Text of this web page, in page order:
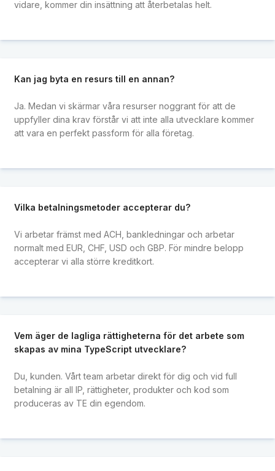
vidare, kommer din insättning att återbetalas helt.
Kan jag byta en resurs till en annan?
Ja. Medan vi skärmar våra resurser noggrant för att de
uppfyller dina krav förstår vi att inte alla utvecklare kommer
att vara en perfekt passform för alla företag.
Vilka betalningsmetoder accepterar du?
Vi arbetar främst med ACH, bankledningar och arbetar
normalt med EUR, CHF, USD och GBP. För mindre belopp
accepterar vi alla större kreditkort.
Vem äger de lagliga rättigheterna för det arbete som
skapas av mina TypeScript utvecklare?
Du, kunden. Vårt team arbetar direkt för dig och vid full
betalning är all IP, rättigheter, produkter och kod som
produceras av TE din egendom.